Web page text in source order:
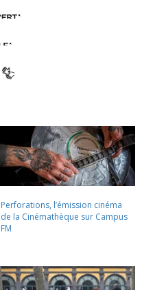
Perforations, l’émission cinéma
de la Cinémathèque sur Campus
FM